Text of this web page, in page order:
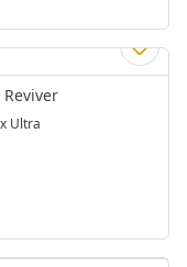
Ultra